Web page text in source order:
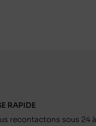
RAPIDE
recontactons sous 24 à